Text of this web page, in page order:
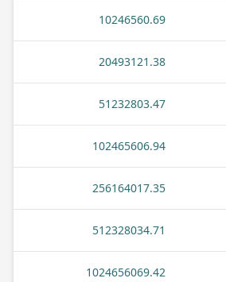
10246560.69
20493121.38
51232803.47
102465606.94
256164017.35
512328034.71
1024656069.42